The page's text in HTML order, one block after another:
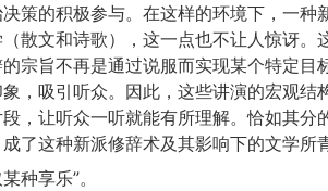
策的积极参与。在这样的环境下，一种
散文和诗歌），这一点也不让人惊讶。
旨不再是通过说服而实现某个特定目
，吸引听众。因此，这些讲演的宏观结
，让听众一听就能有所理解。恰如其分
了这种新派修辞术及其影响下的文学所
种享乐”。